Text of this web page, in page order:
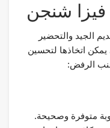
شنجن
الجيد والتحضير
اتخاذها لتحسين
الرفض:
متوفرة وصحيحة.